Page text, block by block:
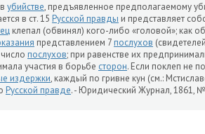
в убийстве, предъявленное предполагаемому
в ст. 15 Русской правды и представляет
клепал (обвинял) кого-либо «головой»; как
представлением 7послухов
послухов; при равенстве их
участия в борьбе сторон. Если поклеп не
издержки, каждый по гривне кун (см.:
Русской правде. - Юридический Журнал, 1861,